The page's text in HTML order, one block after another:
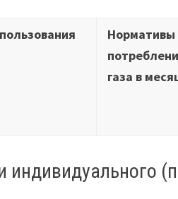
Нормативы
газа в
индивидуального